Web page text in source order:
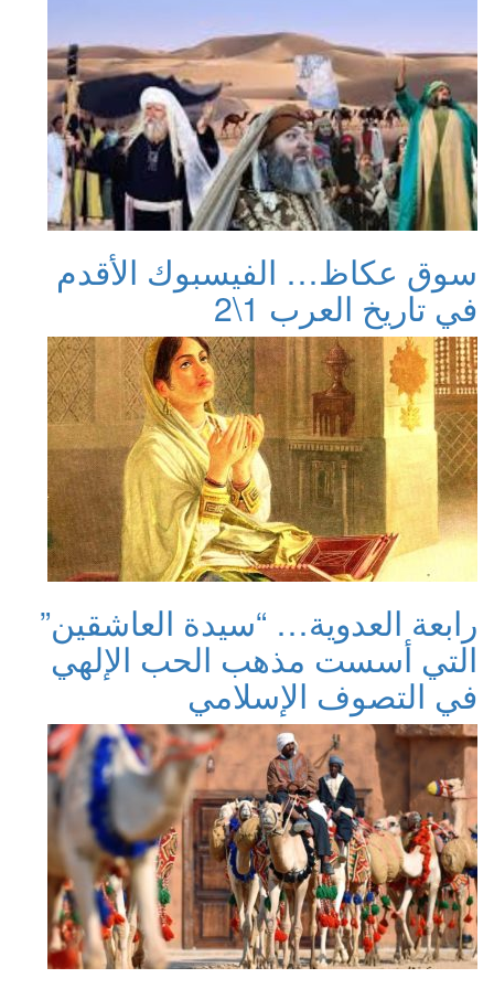
سوق عكاظ… الفيسبوك الأقدم
في تاريخ العرب 1\2
رابعة العدوية… “سيدة العاشقين”
التي أسست مذهب الحب الإلهي
في التصوف الإسلامي